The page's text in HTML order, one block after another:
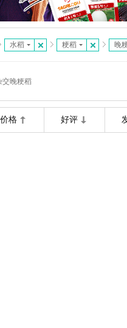
水稻 粳稻 晚
交晚粳稻
价格 好评